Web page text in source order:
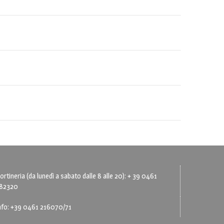
(da lunedì a sabato dalle 8 alle 20): + 39 0461
+39 0461 216070/71